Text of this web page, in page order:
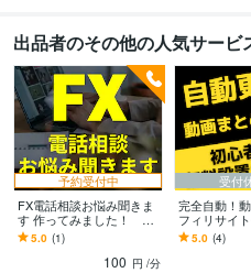
出品者のその他の人気サービ
予約受付中
FX電話相談お悩み聞きま
す 作ってみました！ FX
電話相談お悩み聞きます
5.0 (1)
100 円 /分
受付
完全自動！
フィリサイ
初心者OK！
置サポートあ
5.0 (4)